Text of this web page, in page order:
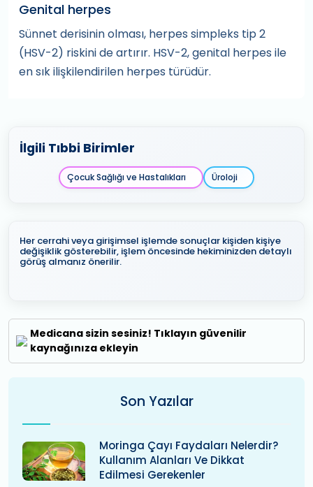
Genital herpes
Sünnet derisinin olması, herpes simpleks tip 2
(HSV-2) riskini de artırır. HSV-2, genital herpes ile
en sık ilişkilendirilen herpes türüdür.
İlgili Tıbbi Birimler
Çocuk Sağlığı ve Hastalıkları Üroloji
Her cerrahi veya girişimsel işlemde sonuçlar kişiden kişiye
değişiklik gösterebilir, işlem öncesinde hekiminizden detaylı
görüş almanız önerilir.
Medicana sizin sesiniz! Tıklayın güvenilir
kaynağınıza ekleyin
Son Yazılar
Moringa Çayı Faydaları Nelerdir?
Kullanım Alanları Ve Dikkat
Edilmesi Gerekenler